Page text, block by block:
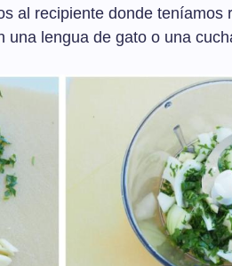
al recipiente donde teníamos
una lengua de gato o una